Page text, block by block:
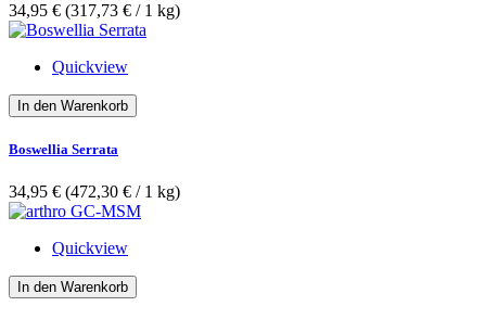
34,95 € (317,73 €­ / 1 kg)
Quickview
In den Warenkorb
Boswellia Serrata
34,95 € (472,30 €­ / 1 kg)
Quickview
In den Warenkorb